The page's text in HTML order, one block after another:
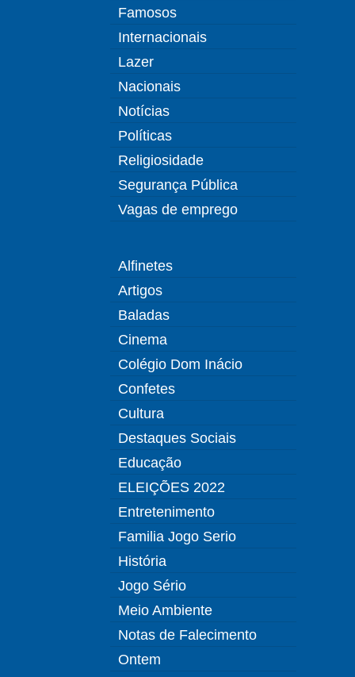
Famosos
Internacionais
Lazer
Nacionais
Notícias
Políticas
Religiosidade
Segurança Pública
Vagas de emprego
Alfinetes
Artigos
Baladas
Cinema
Colégio Dom Inácio
Confetes
Cultura
Destaques Sociais
Educação
ELEIÇÕES 2022
Entretenimento
Familia Jogo Serio
História
Jogo Sério
Meio Ambiente
Notas de Falecimento
Ontem